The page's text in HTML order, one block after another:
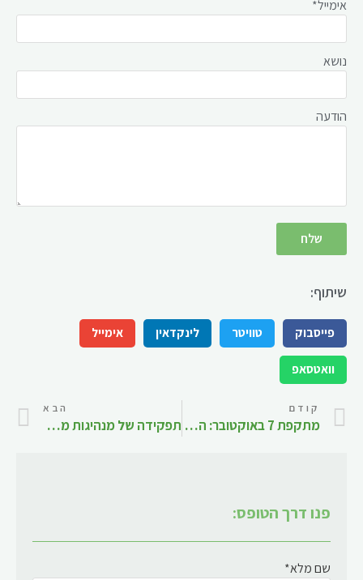
אימייל*
נושא
הודעה
שיתוף:
פייסבוק טוויטר לינקדאין אימייל
וואטסאפ
קודם
מתקפת 7 באוקטובר: הערכת הכשלים המודיעיניים
הבא
תפקידה של מנהיגות מכלילה בתמיכה באקלים מכליל בצוותים מגוונים במגזר הציבורי
פנו דרך הטופס:
שם מלא*